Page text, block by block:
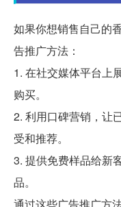
如果你想销售自己的
告推广方法：
1. 在社交媒体平台上
购买。
2. 利用口碑营销，让
受和推荐。
3. 提供免费样品给新
品。